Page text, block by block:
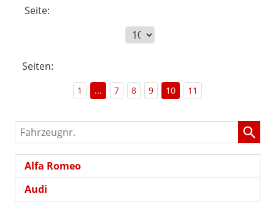
Seite:
Seiten:
1 ... 7 8 9 10 11
Fahrzeugnr.
Alfa Romeo
Audi